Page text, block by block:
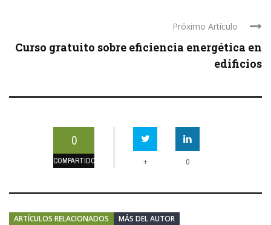
Próximo Artículo
Curso gratuito sobre eficiencia energética en
edificios
0
COMPARTIDO + 0
ARTÍCULOS RELACIONADOS MÁS DEL AUTOR